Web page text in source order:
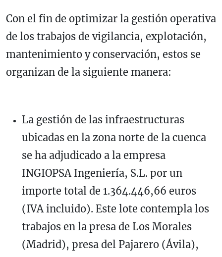
Con el fin de optimizar la gestión operativa
de los trabajos de vigilancia, explotación,
mantenimiento y conservación, estos se
organizan de la siguiente manera:
La gestión de las infraestructuras
ubicadas en la zona norte de la cuenca
se ha adjudicado a la empresa
INGIOPSA Ingeniería, S.L. por un
importe total de 1.364.446,66 euros
(IVA incluido). Este lote contempla los
trabajos en la presa de Los Morales
(Madrid), presa del Pajarero (Ávila),